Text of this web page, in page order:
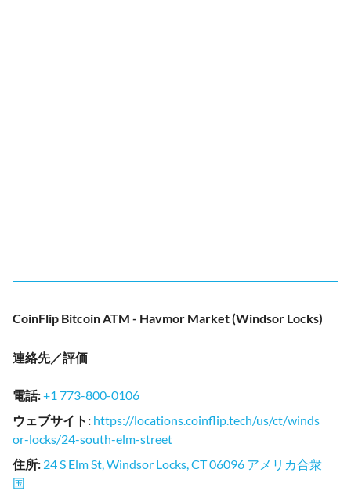
CoinFlip Bitcoin ATM - Havmor Market (Windsor Locks)
連絡先／評価
電話:+1 773-800-0106
ウェブサイト : https://locations.coinflip.tech/us/ct/winds
or-locks/24-south-elm-street
住所: 24 S Elm St, Windsor Locks, CT 06096 アメリカ合衆
国